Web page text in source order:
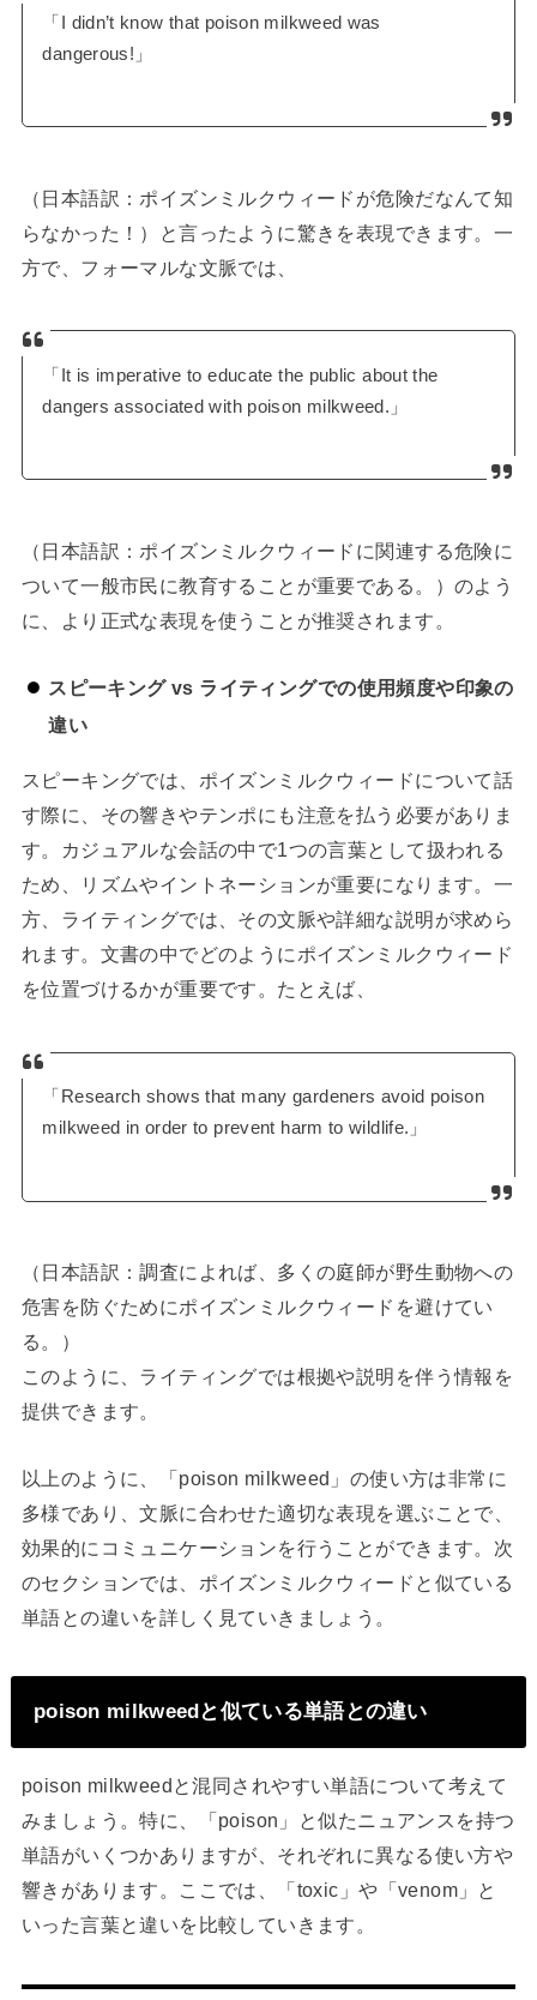
「I didn’t know that poison milkweed was
dangerous!」
（日本語訳：ポイズンミルクウィードが危険だなんて知
らなかった！）と言ったように驚きを表現できます。一
方で、フォーマルな文脈では、
「It is imperative to educate the public about the
dangers associated with poison milkweed.」
（日本語訳：ポイズンミルクウィードに関連する危険に
ついて一般市民に教育することが重要である。）のよう
に、より正式な表現を使うことが推奨されます。
スピーキング vs ライティングでの使用頻度や印象の
違い
スピーキングでは、ポイズンミルクウィードについて話
す際に、その響きやテンポにも注意を払う必要がありま
す。カジュアルな会話の中で1つの言葉として扱われる
ため、リズムやイントネーションが重要になります。一
方、ライティングでは、その文脈や詳細な説明が求めら
れます。文書の中でどのようにポイズンミルクウィード
を位置づけるかが重要です。たとえば、
「Research shows that many gardeners avoid poison
milkweed in order to prevent harm to wildlife.」
（日本語訳：調査によれば、多くの庭師が野生動物への
危害を防ぐためにポイズンミルクウィードを避けてい
る。）
このように、ライティングでは根拠や説明を伴う情報を
提供できます。
以上のように、「poison milkweed」の使い方は非常に
多様であり、文脈に合わせた適切な表現を選ぶことで、
効果的にコミュニケーションを行うことができます。次
のセクションでは、ポイズンミルクウィードと似ている
単語との違いを詳しく見ていきましょう。
poison milkweedと似ている単語との違い
poison milkweedと混同されやすい単語について考えて
みましょう。特に、「poison」と似たニュアンスを持つ
単語がいくつかありますが、それぞれに異なる使い方や
響きがあります。ここでは、「toxic」や「venom」と
いった言葉と違いを比較していきます。